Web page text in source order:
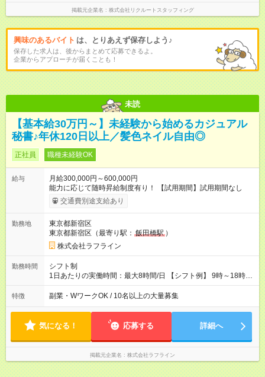
掲載元企業名 株式会社リクルートスタッフィング
興味のあるバイト は、とりあえず保存しよう♪
保存した求人は、後からまとめて応募できるよ。
企業からアプローチが届くことも！
未読
【基本給30万円～】未経験から始めるカジュアル
秘書♪年休120日以上／髪色ネイル自由◎
正社員 職種未経験OK
給与
月給300,000円～600,000円
能力に応じて随時昇給制度有り！ 【試用期間】試用期間なし
交通費別途支給あり
勤務地
東京都新宿区
東京都新宿区（最寄り駅： 飯田橋駅 ）
株式会社ラフライン
勤務時間
シフト制
1日あたりの実働時間：最大8時間/日 【シフト例】 9時～18時
10時～19時 11時～20時 休憩1時間以上！
特徴 副業・WワークOK / 10名以上の大量募集
気になる！ 応募する 詳細へ
掲載元企業名 株式会社ラフライン